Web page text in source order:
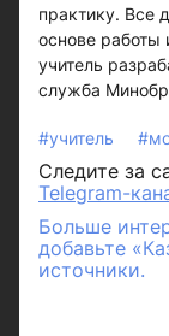
практику. Все
основе работы
учитель
служба
#учитель
Следите за
Telegram-
Больше
добавьте
источники.